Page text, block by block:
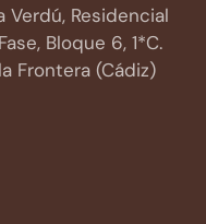
Verdú, Residencial
Bloque 6, 1*C.
Frontera (Cádiz)